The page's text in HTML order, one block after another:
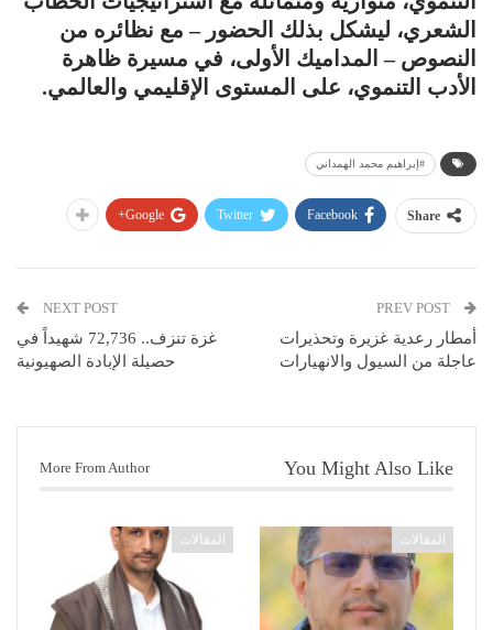
الشعري، ليشكل بذلك الحضور – مع نظائره من
النصوص – المداميك الأولى، في مسيرة ظاهرة
الأدب التنموي، على المستوى الإقليمي والعالمي.
#إبراهيم محمد الهمداني
Share
Facebook
Twitter
Google+
أمطار رعدية غزيرة وتحذيرات
عاجلة من السيول والانهيارات
NEXT POST
غزة تنزف.. 72,736 شهيداً في
حصيلة الإبادة الصهيونية
You Might Also Like
More From Author
المقالات المقالات